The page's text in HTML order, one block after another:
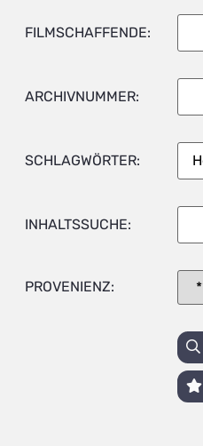
FILMSCHAFFENDE:
ARCHIVNUMMER:
SCHLAGWÖRTER:
INHALTSSUCHE:
PROVENIENZ: